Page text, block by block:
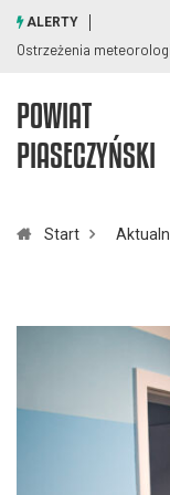
visibility_off
zoom_out
Pomniejsz
remove_circle_outline
ALERTY
Ostrzeżenia
POWIAT
PIASECZYŃSKI
Start